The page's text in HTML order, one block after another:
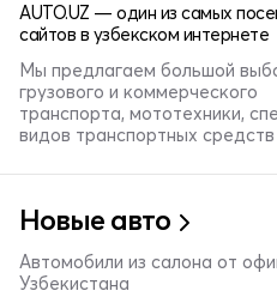
AUTO.UZ — один из самых
сайтов в узбекском интернете
Мы предлагаем большой
грузового и коммерческого
транспорта, мототехники,
видов транспортных средств
Новые авто
Автомобили из салона от
Узбекистана